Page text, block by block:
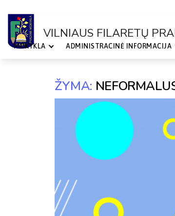
VILNIAUS
VILNIAUS FILARETŲ
MOKYKLA ADMINISTRACINĖ INFORMACIJA
ŽYMA: